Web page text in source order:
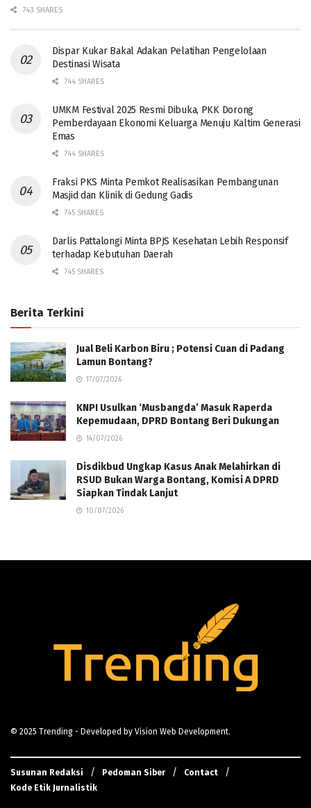
743 SHARES
Dispar Kukar Bakal Adakan Pelatihan Pengelolaan
Destinasi Wisata
744 SHARES
UMKM Festival 2025 Resmi Dibuka, PKK Dorong
Pemberdayaan Ekonomi Keluarga Menuju Kaltim Generasi
Emas
744 SHARES
Fraksi PKS Minta Pemkot Realisasikan Pembangunan
Masjid dan Klinik di Gedung Gadis
745 SHARES
Darlis Pattalongi Minta BPJS Kesehatan Lebih Responsif
terhadap Kebutuhan Daerah
745 SHARES
Berita Terkini
Jual Beli Karbon Biru ; Potensi Cuan di Padang
Lamun Bontang?
17/07/2026
KNPI Usulkan ‘Musbangda’ Masuk Raperda
Kepemudaan, DPRD Bontang Beri Dukungan
14/07/2026
Disdikbud Ungkap Kasus Anak Melahirkan di
RSUD Bukan Warga Bontang, Komisi A DPRD
Siapkan Tindak Lanjut
10/07/2026
© 2025 Trending - Developed by Vision Web Development.
Susunan Redaksi Pedoman Siber
Contact
Kode Etik Jurnalistik